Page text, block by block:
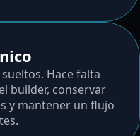
Hace falta
builder, conservar
y mantener un flujo